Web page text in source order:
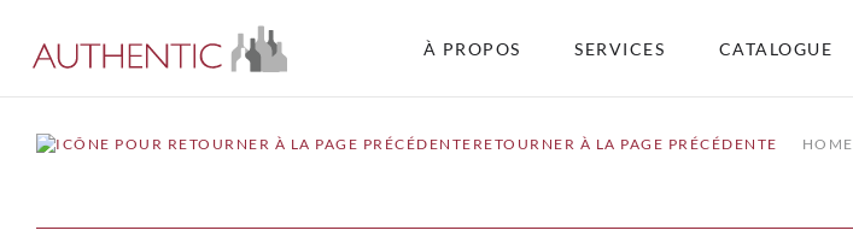
À PROPOS SERVICES CATALOGUE
RETOURNER À LA PAGE PRÉCÉDENTE HOME